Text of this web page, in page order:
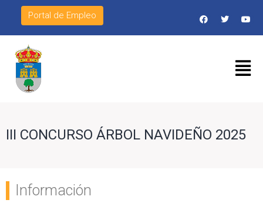
Portal de Empleo
III CONCURSO ÁRBOL NAVIDEÑO 2025
Información